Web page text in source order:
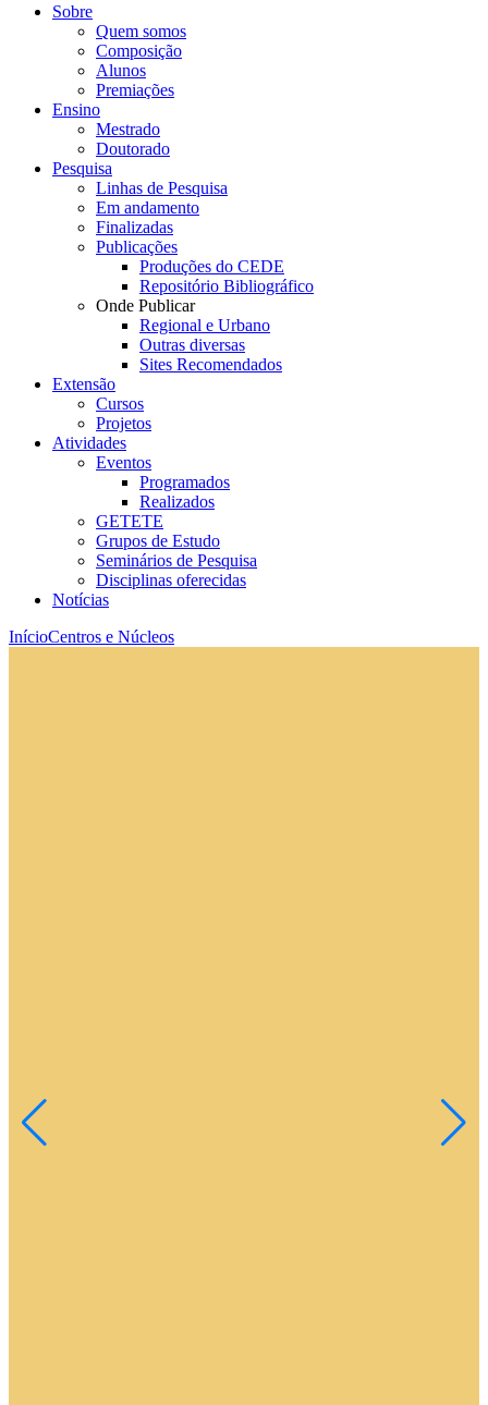
Sobre
Quem somos
Composição
Alunos
Premiações
Ensino
Mestrado
Doutorado
Pesquisa
Linhas de Pesquisa
Em andamento
Finalizadas
Publicações
Produções do CEDE
Repositório Bibliográfico
Onde Publicar
Regional e Urbano
Outras diversas
Sites Recomendados
Extensão
Cursos
Projetos
Atividades
Eventos
Programados
Realizados
GETETE
Grupos de Estudo
Seminários de Pesquisa
Disciplinas oferecidas
Notícias
InícioCentros e Núcleos